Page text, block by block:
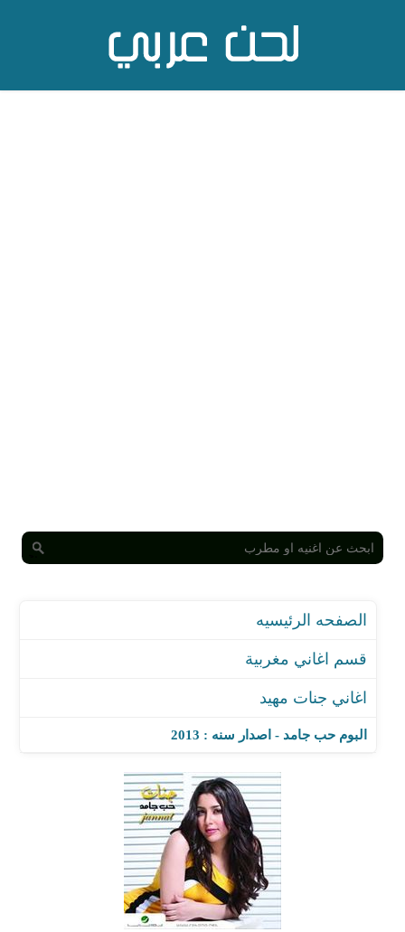
قسم اغاني مغربية
البوم حب جامد - اصدار سنه : 2013
اغنية البادي اظلم
اغنية فكرت طول اليوم
اغنية عايشني اكتر
اغنية انا نسيتك